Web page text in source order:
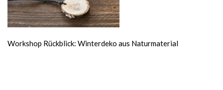
Workshop Rückblick: Winterdeko aus Naturmaterial